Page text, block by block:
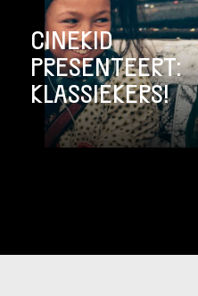
CINEKID
PRESENTEERT:
KLASSIEKERS!